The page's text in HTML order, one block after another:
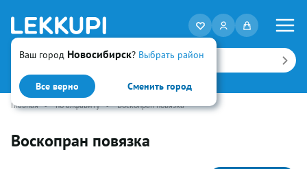
Ваш город Новосибирск? Выбрать район
Все верно Сменить город
Искать
Главная • по алфавиту • Воскопран повязка
Воскопран повязка